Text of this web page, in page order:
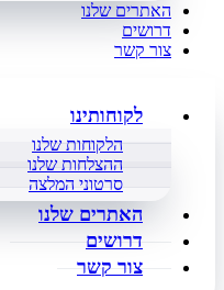
האתרים שלנו
דרושים
צור קשר
לקוחותינו
הלקוחות שלנו
ההצלחות שלנו
סרטוני המלצה
האתרים שלנו
דרושים
צור קשר